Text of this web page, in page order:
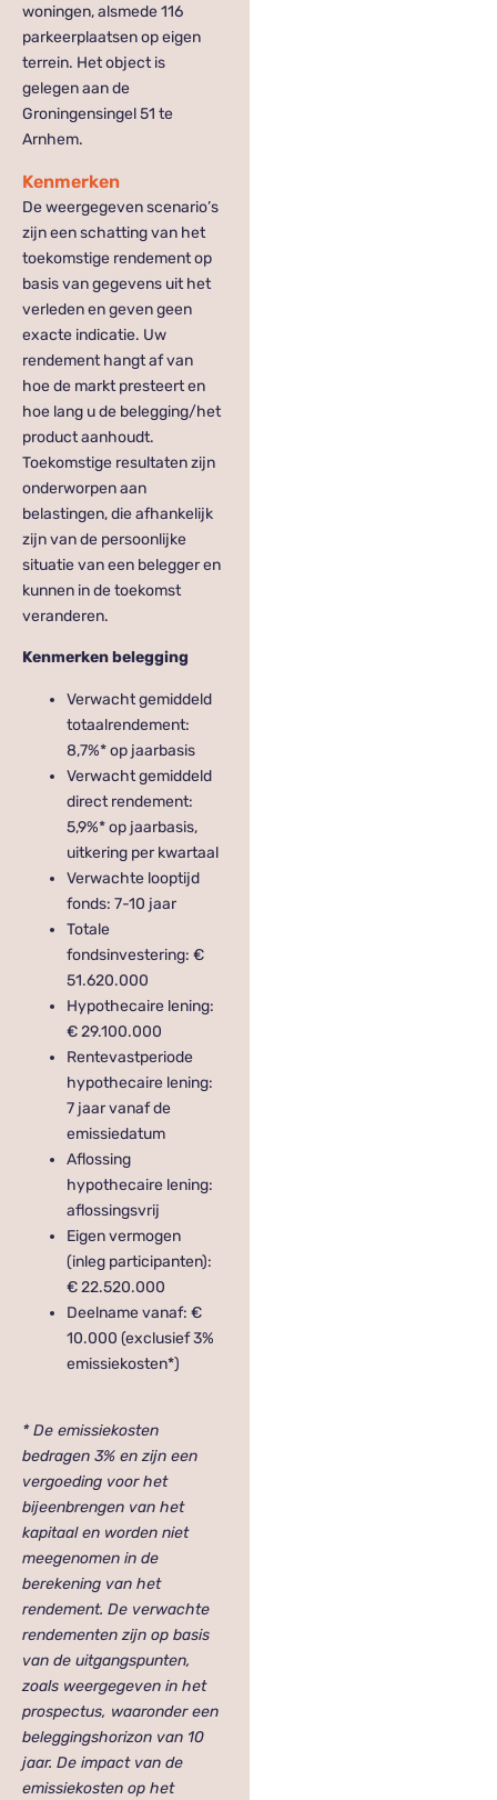
woningen, alsmede 116
parkeerplaatsen op eigen
terrein. Het object is
gelegen aan de
Groningensingel 51 te
Arnhem.
Kenmerken
De weergegeven scenario’s
zijn een schatting van het
toekomstige rendement op
basis van gegevens uit het
verleden en geven geen
exacte indicatie. Uw
rendement hangt af van
hoe de markt presteert en
hoe lang u de belegging/het
product aanhoudt.
Toekomstige resultaten zijn
onderworpen aan
belastingen, die afhankelijk
zijn van de persoonlijke
situatie van een belegger en
kunnen in de toekomst
veranderen.
Kenmerken belegging
Verwacht gemiddeld
totaalrendement:
8,7%* op jaarbasis
Verwacht gemiddeld
direct rendement:
5,9%* op jaarbasis,
uitkering per kwartaal
Verwachte looptijd
fonds: 7-10 jaar
Totale
fondsinvestering: €
51.620.000
Hypothecaire lening:
€ 29.100.000
Rentevastperiode
hypothecaire lening:
7 jaar vanaf de
emissiedatum
Aflossing
hypothecaire lening:
aflossingsvrij
Eigen vermogen
(inleg participanten):
€ 22.520.000
Deelname vanaf: €
10.000 (exclusief 3%
emissiekosten*)
* De emissiekosten
bedragen 3% en zijn een
vergoeding voor het
bijeenbrengen van het
kapitaal en worden niet
meegenomen in de
berekening van het
rendement. De verwachte
rendementen zijn op basis
van de uitgangspunten,
zoals weergegeven in het
prospectus, waaronder een
beleggingshorizon van 10
jaar. De impact van de
emissiekosten op het